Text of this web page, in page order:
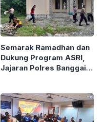
Semarak Ramadhan dan
Dukung Program ASRI,
Jajaran Polres Banggai